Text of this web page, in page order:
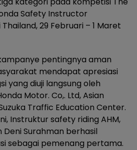
Safety Instructor
29 Februari – 1 Maret
pentingnya aman
mendapat apresiasi
yang diuji langsung oleh
Motor. Co,. Ltd, Asian
Traffic Education Center.
Instruktur safety riding AHM,
Deni Surahman berhasil
sebagai pemenang pertama.